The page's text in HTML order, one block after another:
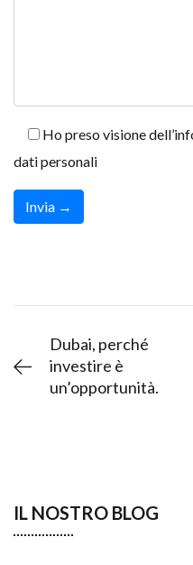
Ho preso visione
dati personali
Dubai, perché
investire è
un’opportunità.
IL NOSTRO BLOG